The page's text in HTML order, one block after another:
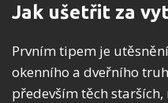
Jak ušetřit za
Prvním tipem je
okenního a dveřního
především těch